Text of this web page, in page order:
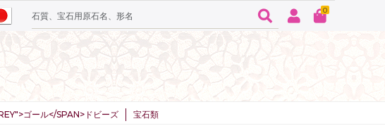
0
ゴール</SPAN>ドビーズ 宝石類